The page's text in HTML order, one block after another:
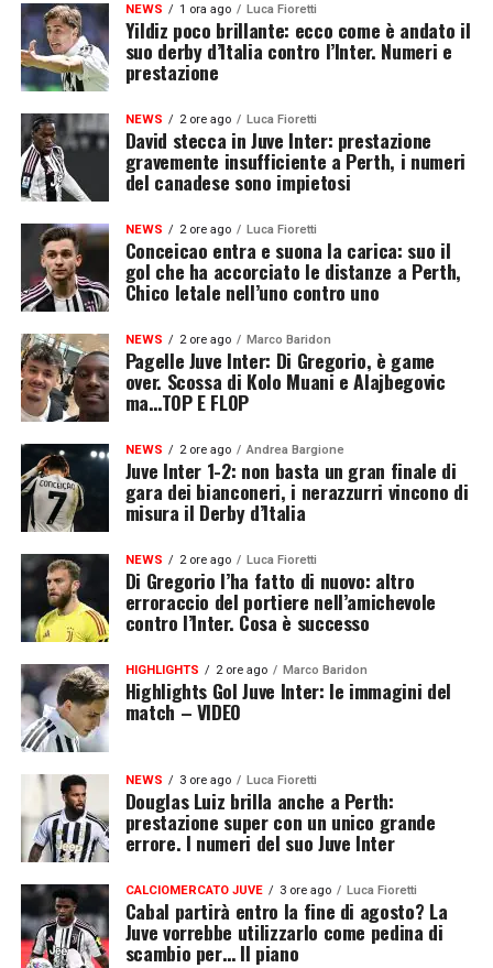
NEWS 1 ora ago Luca Fioretti
Yildiz poco brillante: ecco come è andato il
suo derby d’Italia contro l’Inter. Numeri e
prestazione
NEWS 2 ore ago Luca Fioretti
David stecca in Juve Inter: prestazione
gravemente insufficiente a Perth, i numeri
del canadese sono impietosi
NEWS 2 ore ago Luca Fioretti
Conceicao entra e suona la carica: suo il
gol che ha accorciato le distanze a Perth,
Chico letale nell’uno contro uno
NEWS 2 ore ago Marco Baridon
Pagelle Juve Inter: Di Gregorio, è game
over. Scossa di Kolo Muani e Alajbegovic
ma…TOP E FLOP
NEWS 2 ore ago Andrea Bargione
Juve Inter 1-2: non basta un gran finale di
gara dei bianconeri, i nerazzurri vincono di
misura il Derby d’Italia
NEWS 2 ore ago Luca Fioretti
Di Gregorio l’ha fatto di nuovo: altro
erroraccio del portiere nell’amichevole
contro l’Inter. Cosa è successo
HIGHLIGHTS 2 ore ago Marco Baridon
Highlights Gol Juve Inter: le immagini del
match – VIDEO
NEWS 3 ore ago Luca Fioretti
Douglas Luiz brilla anche a Perth:
prestazione super con un unico grande
errore. I numeri del suo Juve Inter
CALCIOMERCATO JUVE 3 ore ago Luca Fioretti
Cabal partirà entro la fine di agosto? La
Juve vorrebbe utilizzarlo come pedina di
scambio per… Il piano